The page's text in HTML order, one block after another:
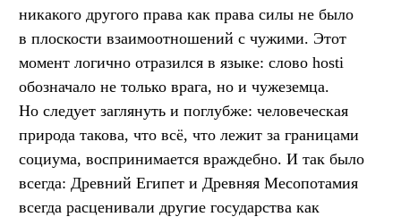
никакого другого права как права силы не было
в плоскости взаимоотношений с чужими. Этот
момент логично отразился в языке: слово hosti
обозначало не только врага, но и чужеземца.
Но следует заглянуть и поглубже: человеческая
природа такова, что всё, что лежит за границами
социума, воспринимается враждебно. И так было
всегда: Древний Египет и Древняя Месопотамия
всегда расценивали другие государства как